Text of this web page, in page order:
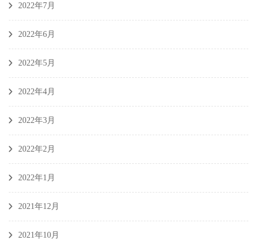
2022年7月
2022年6月
2022年5月
2022年4月
2022年3月
2022年2月
2022年1月
2021年12月
2021年10月